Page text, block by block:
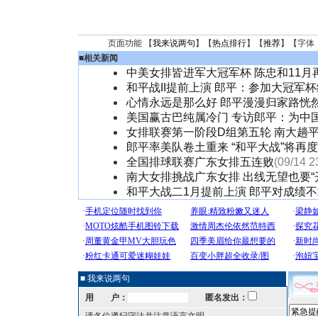
页面功能 【我来说两句 】【热点排行】【推荐】【字体
■相关新闻
中美女排皆进军大冠军杯 陈忠和11月
和平战II提前上演 郎平：参加大冠军
心情永远是那么好 郎平漫漫归家路恍
美国赢古巴纯属冷门 专访郎平：为中
女排联赛第一阶段D组第五轮 南大趟
郎平率美队卷土重来 “和平大战”将再
全国排球联赛广东女排五连败(09/14
南大女排挑战广东女排 出线无望也要“
和平大战二1月提前上演 郎平对成绩
■ 我来说两句
用 户：
匿名发出：